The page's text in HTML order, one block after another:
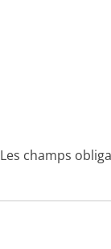
Les champs